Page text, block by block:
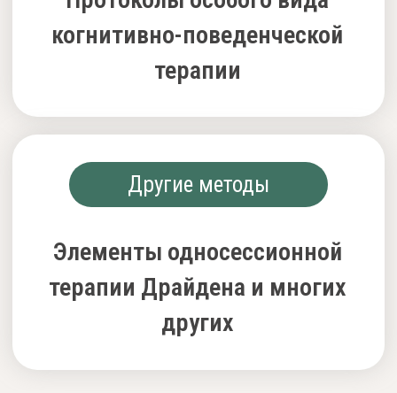
КУРС БУДЕТ
ПОЛЕЗЕН
Психологам в клинике
и частной практике
Работающим в клинике,
в частной практике